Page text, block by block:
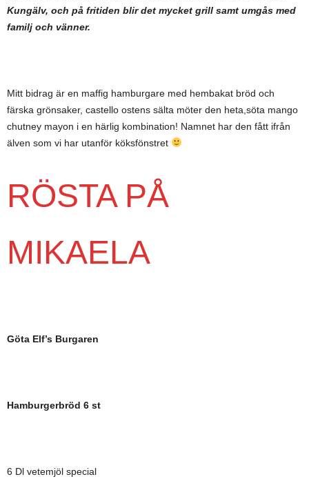
Kungälv, och på fritiden blir det mycket grill samt umgås med
familj och vänner.
Mitt bidrag är en maffig hamburgare med hembakat bröd och
färska grönsaker, castello ostens sälta möter den heta,söta mango
chutney mayon i en härlig kombination! Namnet har den fått ifrån
älven som vi har utanför köksfönstret
RÖSTA PÅ
MIKAELA
Göta Elf’s Burgaren
Hamburgerbröd 6 st
6 Dl vetemjöl special